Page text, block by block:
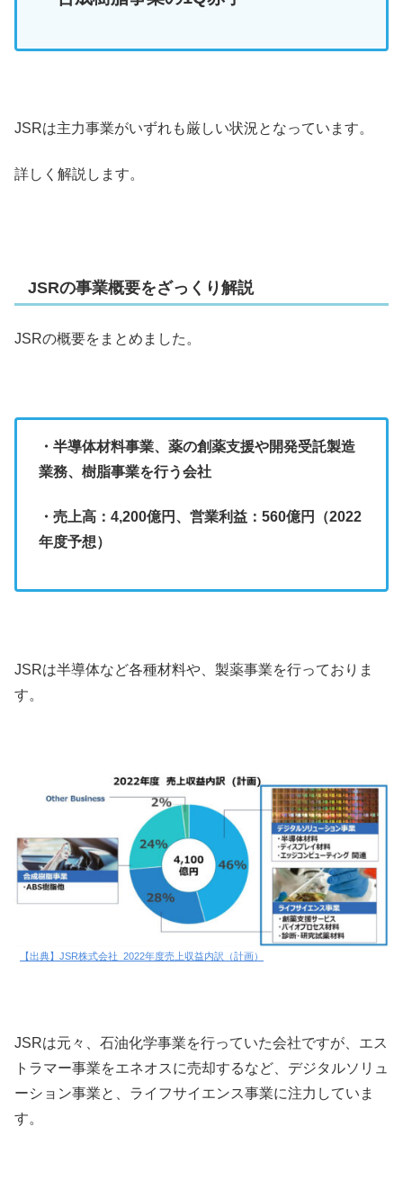
JSRは主力事業がいずれも厳しい状況となっています。
詳しく解説します。
JSRの事業概要をざっくり解説
JSRの概要をまとめました。
・半導体材料事業、薬の創薬支援や開発受託製造
業務、樹脂事業を行う会社
・売上高：4,200億円、営業利益：560億円（2022
年度予想）
JSRは半導体など各種材料や、製薬事業を行っておりま
す。
【出典】JSR株式会社_2022年度売上収益内訳（計画）
JSRは元々、石油化学事業を行っていた会社ですが、エス
トラマー事業をエネオスに売却するなど、デジタルソリュ
ーション事業と、ライフサイエンス事業に注力していま
す。